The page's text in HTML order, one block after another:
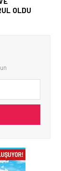
OLDU